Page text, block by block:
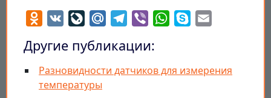
Odnoklassniki
VK LiveJournal
Mail.RuTelegram
Viber WhatsApp
Skype
Другие публикации:
Разновидности датчиков для измерения
температуры